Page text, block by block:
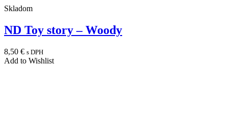
Skladom
ND Toy story – Woody
8,50 € s DPH
Add to Wishlist